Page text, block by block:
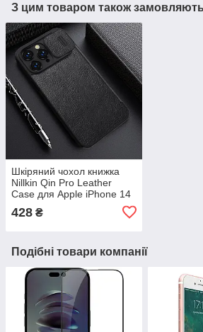
З цим товаром також замовляють
Шкіряний чохол книжка
Nillkin Qin Pro Leather
Case для Apple iPhone 14
Pro Max 6.7 (2022) Black
428 ₴
Подібні товари компанії